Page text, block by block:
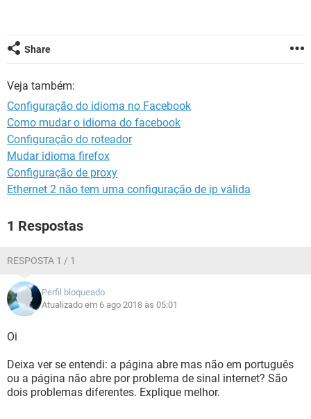
GUIA DE COMPRAS
Share
Veja também:
Configuração do idioma no Facebook
Como mudar o idioma do facebook
Configuração do roteador
Mudar idioma firefox
Configuração de proxy
Ethernet 2 não tem uma configuração de ip válida
1 Respostas
RESPOSTA 1 / 1
Perfil bloqueado
Atualizado em 6 ago 2018 às 05:01
Oi
Deixa ver se entendi: a página abre mas não em português
ou a página não abre por problema de sinal internet? São
dois problemas diferentes. Explique melhor.